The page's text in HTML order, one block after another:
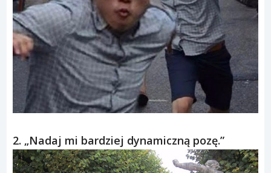
2. „Nadaj mi bardziej dynamiczną pozę.”